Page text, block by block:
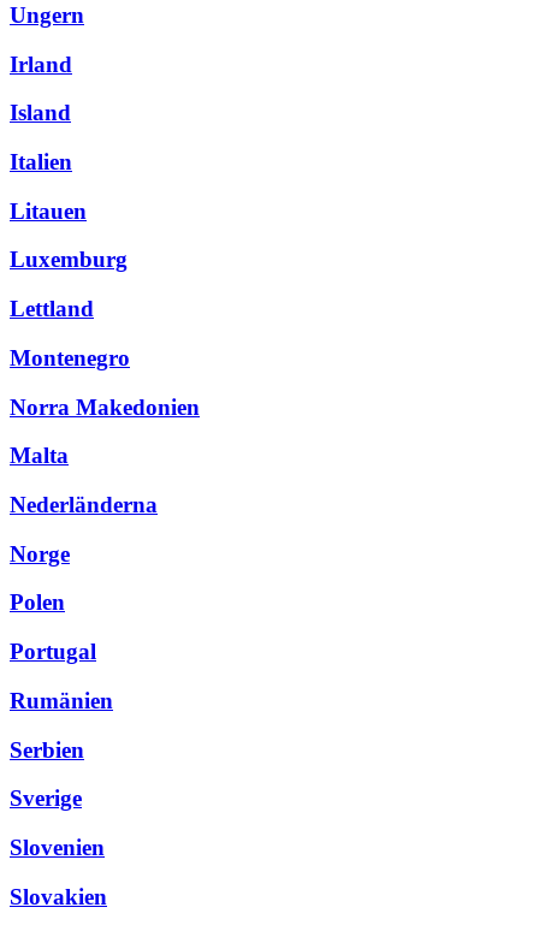
Ungern
Irland
Island
Italien
Litauen
Luxemburg
Lettland
Montenegro
Norra Makedonien
Malta
Nederländerna
Norge
Polen
Portugal
Rumänien
Serbien
Sverige
Slovenien
Slovakien